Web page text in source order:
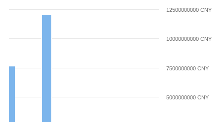
5000000000 CNY
7500000000 CNY
10000000000 CNY
12500000000 CNY